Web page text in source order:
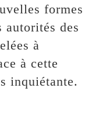
formes
des
à
à cette
inquiétante.